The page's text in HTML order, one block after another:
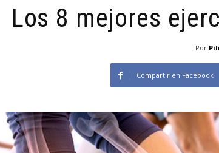
Los 8 mejores
Por
Compartir en Facebook